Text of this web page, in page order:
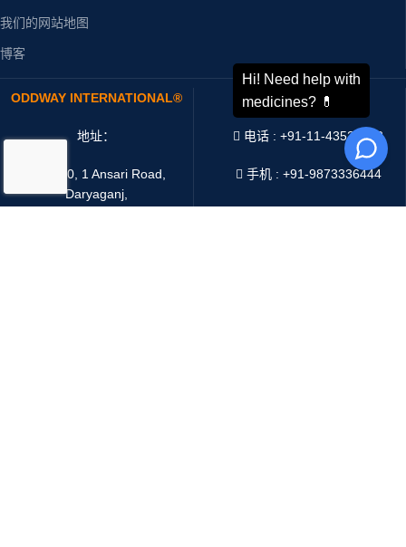
我们的网站地图
博客
ODDWAY INTERNATIONAL®
地址：
4216/20, 1 Ansari Road,
Daryaganj,
联系我们
电话 : +91-11-43526658
手机 : +91-9873336444
WhatsApp :+91-9873336444